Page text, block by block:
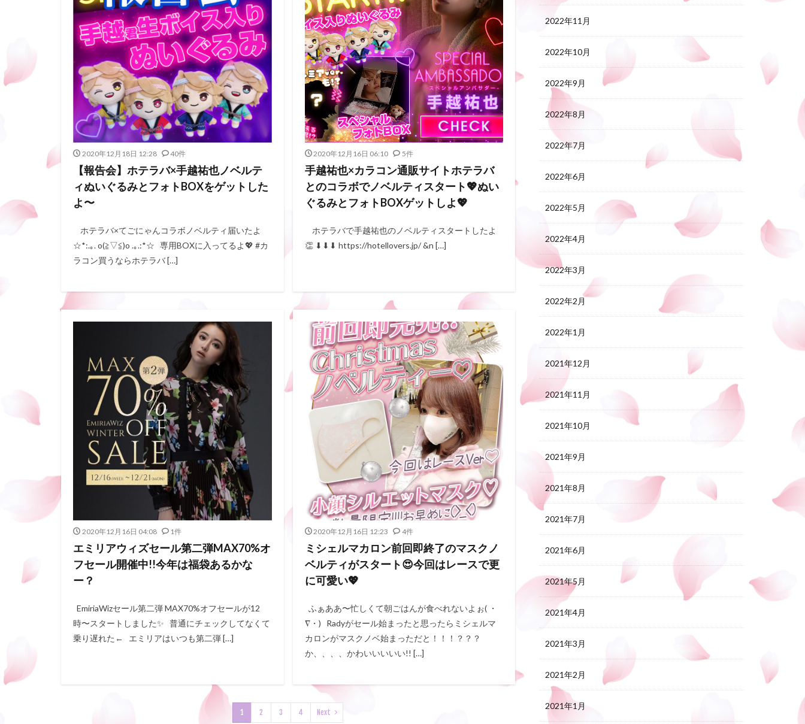
2020年12月18日 12:28 40件
【報告会】ホテラバ×手越祐也ノベルテ
ィぬいぐるみとフォトBOXをゲットした
よ〜
ホテラバ×てごにゃんコラボノベルティ届いたよ
☆*:.｡. o(≧▽≦)o .｡.:*☆ 専用BOXに入ってるよ💖 #カ
ラコン買うならホテラバ […]
2020年12月16日 06:10 5件
手越祐也×カラコン通販サイトホテラバ
とのコラボでノベルティスタート💖ぬい
ぐるみとフォトBOXゲットしよ💖
ホテラバで手越祐也のノベルティスタートしたよ
👏 ⬇︎⬇︎⬇︎ https://hotellovers.jp/ &n […]
2020年12月16日 04:08 1件
エミリアウィズセール第二弾MAX70%オ
フセール開催中!!今年は福袋あるかな
ー？
EmiriaWizセール第二弾 MAX70%オフセールが12
時〜スタートしました✨ 普通にチェックしてなくて
乗り遅れた← エミリアはいつも第二弾 […]
2020年12月16日 12:23 4件
ミシェルマカロン前回即終了のマスクノ
ベルティがスタート😍今回はレースで更
に可愛い💖
ふぁああ〜忙しくて朝ごはんが食べれないよぉ( ・
∇・) Radyがセール始まったと思ったらミシェルマ
カロンがマスクノベ始まっただと！！！？？？
か、、、、かわいいいいい!! […]
1 2 3 4 Next
2022年11月
2022年10月
2022年9月
2022年8月
2022年7月
2022年6月
2022年5月
2022年4月
2022年3月
2022年2月
2022年1月
2021年12月
2021年11月
2021年10月
2021年9月
2021年8月
2021年7月
2021年6月
2021年5月
2021年4月
2021年3月
2021年2月
2021年1月